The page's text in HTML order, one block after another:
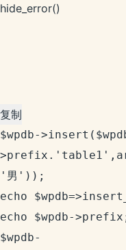
hide_error()
复制
$wpdb-
'男'));
echo
echo $wpdb-
$wpdb-